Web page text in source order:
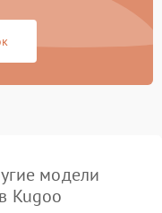
модели
Kugoo